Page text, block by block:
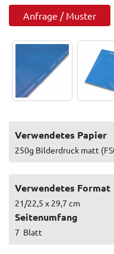
Anfrage / Muster
Verwendetes Papier
250g Bilderdruck matt
Verwendetes Format
21/22,5 x 29,7 cm
Seitenumfang
7 Blatt